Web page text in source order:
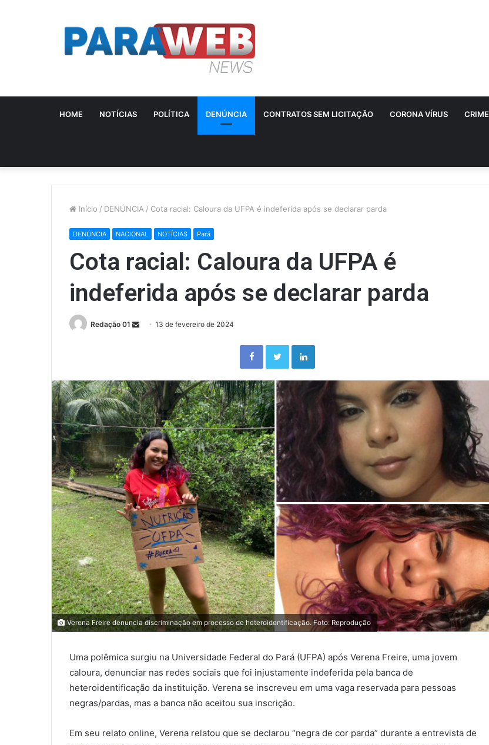
HOME NOTÍCIAS POLÍTICA DENÚNCIA CONTRATOS SEM LICITAÇÃO CORONA VÍRUS CRIME
Início / DENÚNCIA / Cota racial: Caloura da UFPA é indeferida após se declarar parda
DENÚNCIA NACIONAL NOTÍCIAS Pará
Cota racial: Caloura da UFPA é
indeferida após se declarar parda
Redação 01
Send13 de fevereiro de 2024
FacebookTwitterLinkedin
Verena Freire denuncia discriminação em processo de heteroidentificação. Foto: Reprodução
Uma polêmica surgiu na Universidade Federal do Pará (UFPA) após Verena Freire, uma jovem
caloura, denunciar nas redes sociais que foi injustamente indeferida pela banca de
heteroidentificação da instituição. Verena se inscreveu em uma vaga reservada para pessoas
negras/pardas, mas a banca não aceitou sua inscrição.
Em seu relato online, Verena relatou que se declarou “negra de cor parda” durante a entrevista de